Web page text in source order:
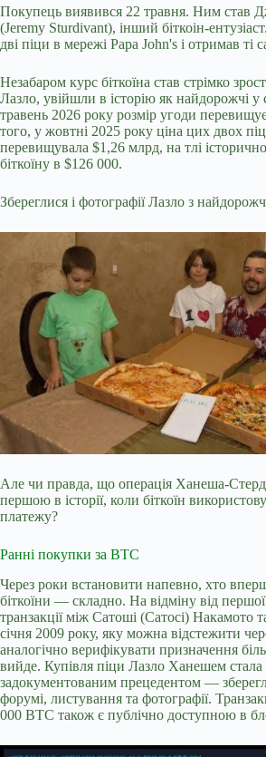
Покупець виявився 22 травня. Ним став
(Jeremy Sturdivant), інший біткоін-
дві піци в мережі Papa John's і отримав ті
Незабаром курс біткоїна став стрімко
Лазло, увійшли в історію як найдорожчі у
травень 2026 року розмір угоди
того, у жовтні 2025 року ціна цих двох
перевищувала $1,26 млрд, на тлі
біткоїну в $126 000.
Збереглися і фотографії Лазло з
Але чи правда, що операція Ханеша-
першою в історії, коли біткоїн
платежу?
Ранні покупки за BTC
Через роки встановити напевно, хто
біткоїни — складно. На відміну від першої
транзакції між Сатоші (Сатосі) Накамото
січня 2009 року, яку можна відстежити
аналогічно верифікувати призначення
вийде. Купівля піци Лазло Ханешем
задокументованим прецедентом —
форумі, листування та фотографії.
000 BTC також є публічно доступною в